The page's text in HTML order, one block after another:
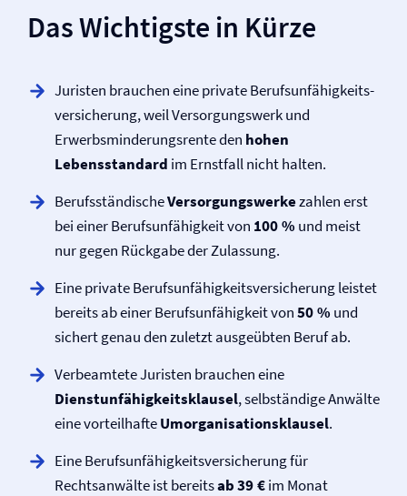
Das Wichtigste in Kürze
Juristen brauchen eine private Berufs­unfähigkeits­
versicherung, weil Versorgungswerk und
Erwerbsminderungs­rente den hohen
Lebensstandard im Ernstfall nicht halten.
BerufsständischeVersorgungswerkezahlen erst
bei einer Berufs­unfähigkeit von 100 %und meist
nur gegen Rückgabe der Zulassung.
Eine private Berufs­unfähigkeits­versicherung leistet
bereits ab einer Berufs­unfähigkeit von50 %und
sichert genau den zuletzt ausgeübten Beruf ab.
Verbeamtete Juristen brauchen eine
Dienstunfähigkeits­klausel, selbständige Anwälte
eine vorteilhafteUmorganisationsklausel.
Eine Berufs­unfähigkeits­versicherung für
Rechtsanwälte ist bereitsab 39 €im Monat